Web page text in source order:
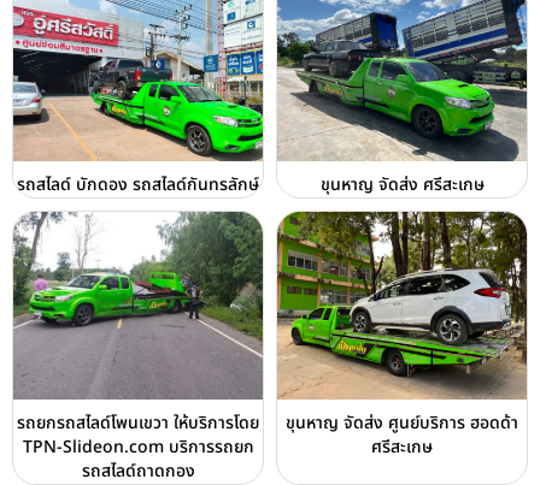
รถสไลด์ บักดอง รถสไลด์กันทรลักษ์ ขุนหาญ จัดส่ง ศรีสะเกษ
รถยกรถสไลด์โพนเขวา ให้บริการโดย
TPN-Slideon.com บริการรถยก
รถสไลด์ถาดกอง
ขุนหาญ จัดส่ง ศูนย์บริการ ฮอดด้า
ศรีสะเกษ